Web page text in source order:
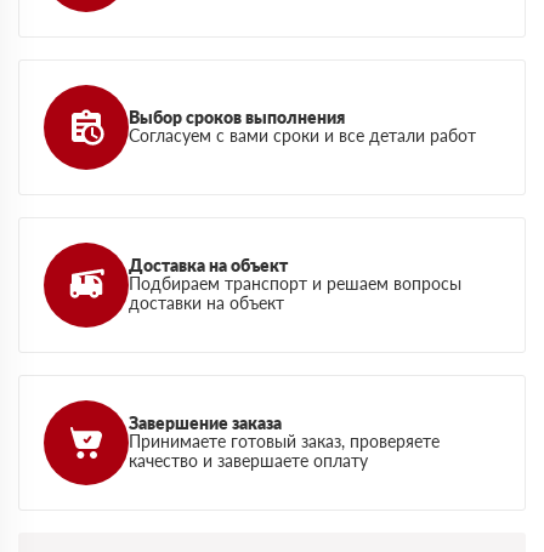
Выбор сроков выполнения
Согласуем с вами сроки и все детали работ
Доставка на объект
Подбираем транспорт и решаем вопросы
доставки на объект
Завершение заказа
Принимаете готовый заказ, проверяете
качество и завершаете оплату